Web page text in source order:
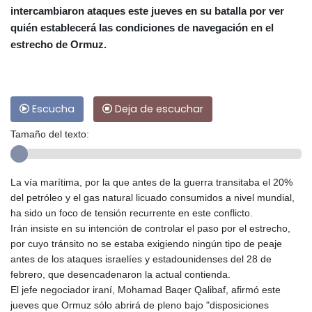
intercambiaron ataques este jueves en su batalla por ver
quién establecerá las condiciones de navegación en el
estrecho de Ormuz.
Escucha Deja de escuchar
Tamaño del texto:
La vía marítima, por la que antes de la guerra transitaba el 20%
del petróleo y el gas natural licuado consumidos a nivel mundial,
ha sido un foco de tensión recurrente en este conflicto.
Irán insiste en su intención de controlar el paso por el estrecho,
por cuyo tránsito no se estaba exigiendo ningún tipo de peaje
antes de los ataques israelíes y estadounidenses del 28 de
febrero, que desencadenaron la actual contienda.
El jefe negociador iraní, Mohamad Baqer Qalibaf, afirmó este
jueves que Ormuz sólo abrirá de pleno bajo "disposiciones